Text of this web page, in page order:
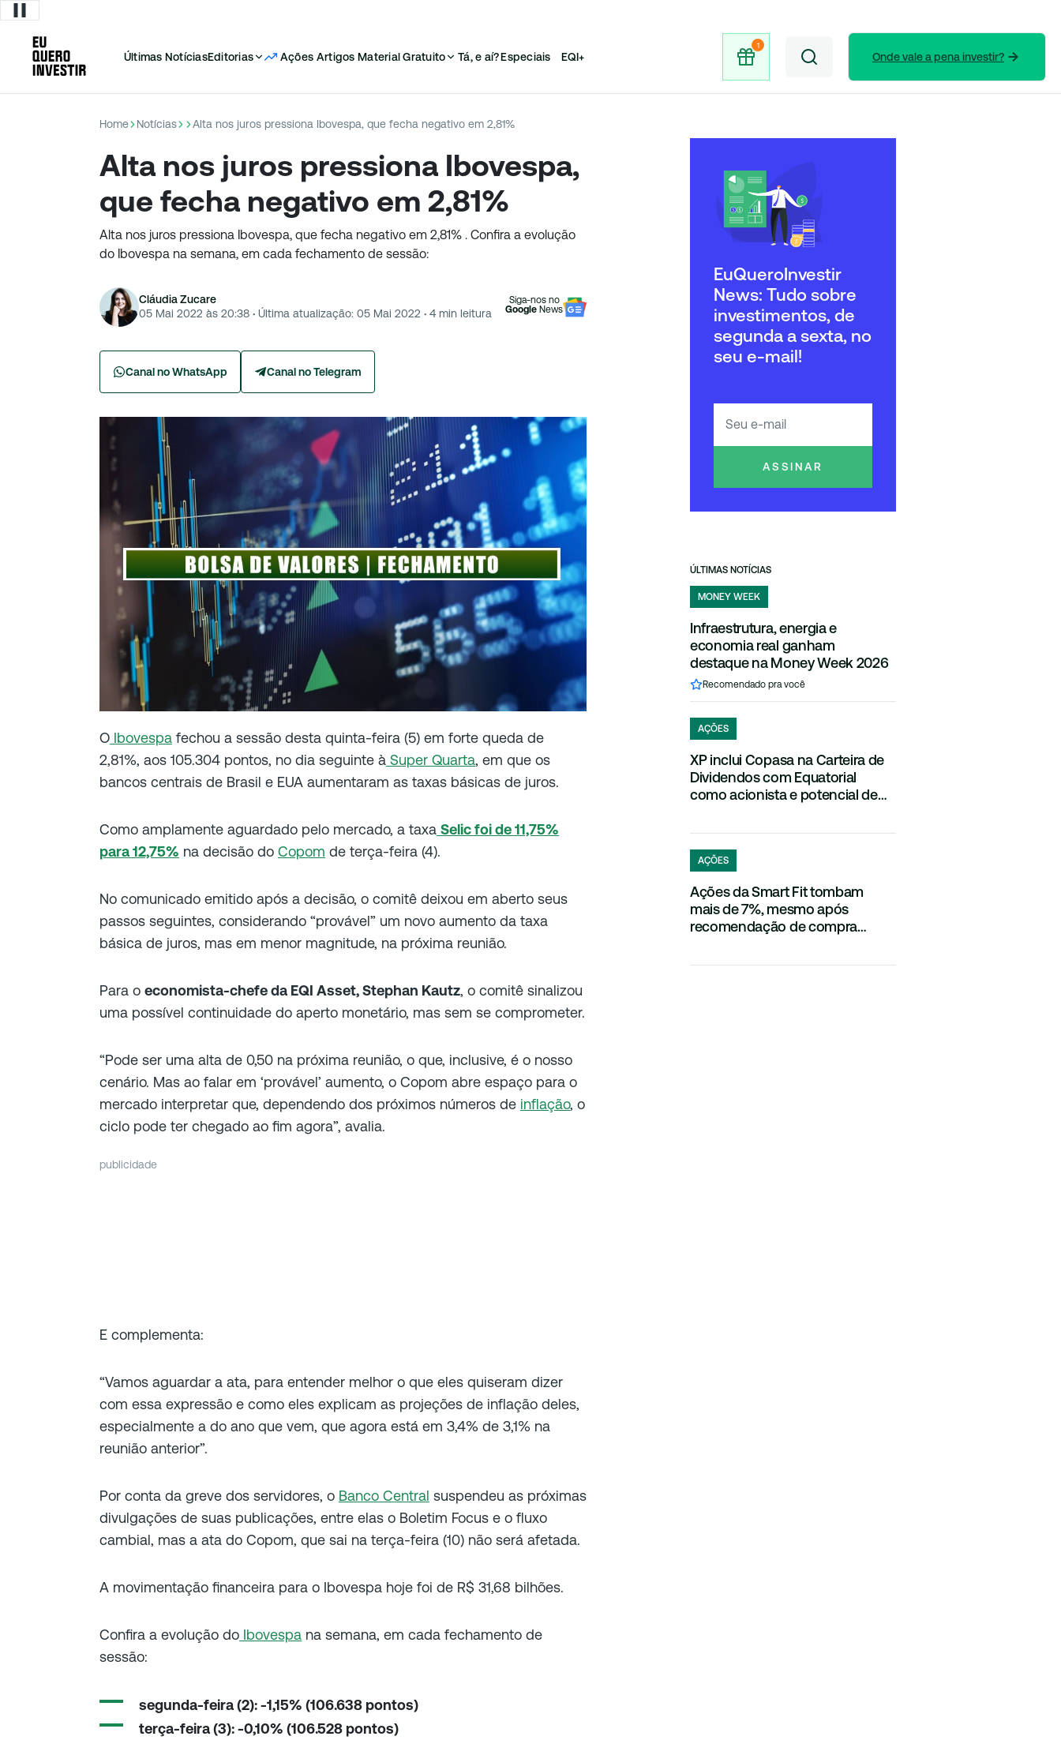
Últimas NotíciasEditorias Ações Artigos Material Gratuito Tá, e aí?Especiais EQI+ Onde vale a pena investir?
Home Notícias Alta nos juros pressiona Ibovespa, que fecha negativo em 2,81%
Alta nos juros pressiona Ibovespa,
que fecha negativo em 2,81%
Alta nos juros pressiona Ibovespa, que fecha negativo em 2,81% . Confira a evolução
do Ibovespa na semana, em cada fechamento de sessão:
Cláudia Zucare
05 Mai 2022 às 20:38 · Última atualização: 05 Mai 2022 · 4min leitura
Siga-nos no
Google News
Canal no WhatsApp Canal no Telegram
O Ibovespa fechou a sessão desta quinta-feira (5) em forte queda de
2,81%, aos 105.304 pontos, no dia seguinte à Super Quarta, em que os
bancos centrais de Brasil e EUA aumentaram as taxas básicas de juros.
Como amplamente aguardado pelo mercado, a taxa Selic foi de 11,75%
para 12,75% na decisão do Copom de terça-feira (4).
No comunicado emitido após a decisão, o comitê deixou em aberto seus
passos seguintes, considerando “provável” um novo aumento da taxa
básica de juros, mas em menor magnitude, na próxima reunião.
Para o economista-chefe da EQI Asset, Stephan Kautz, o comitê sinalizou
uma possível continuidade do aperto monetário, mas sem se comprometer.
“Pode ser uma alta de 0,50 na próxima reunião, o que, inclusive, é o nosso
cenário. Mas ao falar em ‘provável’ aumento, o Copom abre espaço para o
mercado interpretar que, dependendo dos próximos números de inflação, o
ciclo pode ter chegado ao fim agora”, avalia.
publicidade
E complementa:
“Vamos aguardar a ata, para entender melhor o que eles quiseram dizer
com essa expressão e como eles explicam as projeções de inflação deles,
especialmente a do ano que vem, que agora está em 3,4% de 3,1% na
reunião anterior”.
Por conta da greve dos servidores, o Banco Central suspendeu as próximas
divulgações de suas publicações, entre elas o Boletim Focus e o fluxo
cambial, mas a ata do Copom, que sai na terça-feira (10) não será afetada.
A movimentação financeira para o Ibovespa hoje foi de R$ 31,68 bilhões.
Confira a evolução do Ibovespa na semana, em cada fechamento de
sessão:
segunda-feira (2): -1,15% (106.638 pontos)
terça-feira (3): -0,10% (106.528 pontos)
EuQueroInvestir
News: Tudo sobre
investimentos, de
segunda a sexta, no
seu e-mail!
ASSINAR
ÚLTIMAS NOTÍCIAS
MONEY WEEK
Infraestrutura, energia e
economia real ganham
destaque na Money Week 2026
Recomendado pra você
AÇÕES
XP inclui Copasa na Carteira de
Dividendos com Equatorial
como acionista e potencial de
AÇÕES
Ações da Smart Fit tombam
mais de 7%, mesmo após
recomendação de compra